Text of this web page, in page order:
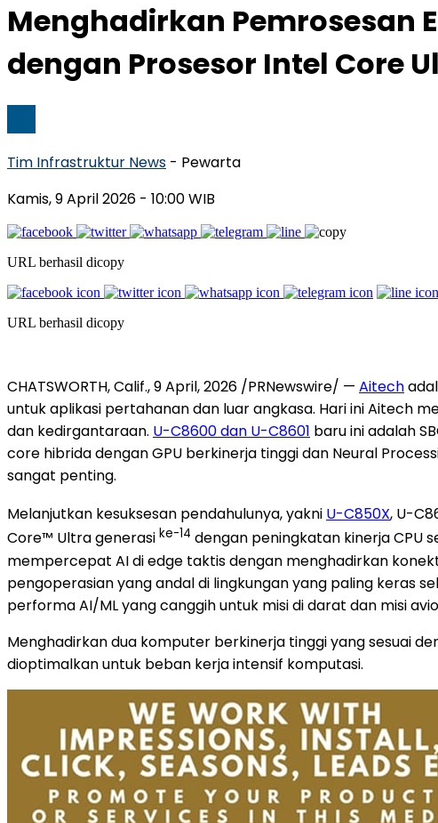
Menghadirkan Pemrosesan
dengan Prosesor Intel Core
Tim Infrastruktur News - Pewarta
Kamis, 9 April 2026 - 10:00 WIB
URL berhasil dicopy
URL berhasil dicopy
CHATSWORTH, Calif.,9 April, 2026 /PRNewswire/ — Aitech
untuk aplikasi pertahanan dan luar angkasa. Hari ini Aitech
dan kedirgantaraan. U-C8600 dan U-C8601 baru ini adalah
core hibrida dengan GPU berkinerja tinggi dan Neural
sangat penting.
Melanjutkan kesuksesan pendahulunya, yakni U-C850X, U-
Core™ Ultra generasi ke-14 dengan peningkatan kinerja CPU
mempercepat AI di edge taktis dengan menghadirkan
pengoperasian yang andal di lingkungan yang paling keras
performa AI/ML yang canggih untuk misi di darat dan misi
Menghadirkan dua komputer berkinerja tinggi yang sesuai
dioptimalkan untuk beban kerja intensif komputasi.